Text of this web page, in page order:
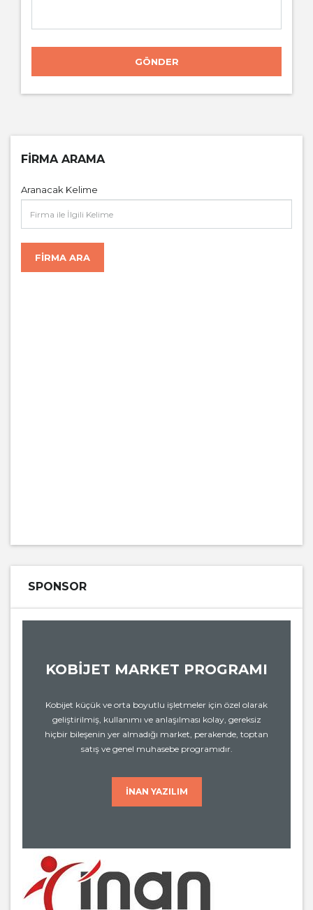
GÖNDER
FIRMA ARAMA
Aranacak Kelime
FIRMA ARA
SPONSOR
KOBİJET MARKET PROGRAMI
Kobijet küçük ve orta boyutlu işletmeler için özel olarak
geliştirilmiş, kullanımı ve anlaşılması kolay, gereksiz
hiçbir bileşenin yer almadığı market, perakende, toptan
satış ve genel muhasebe programıdır.
İNAN YAZILIM